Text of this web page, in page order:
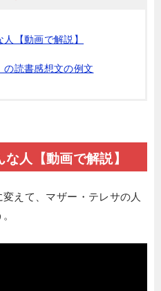
【動画で解説】
読書感想文の例文
人【動画で解説】
えて、マザー・テレサの人